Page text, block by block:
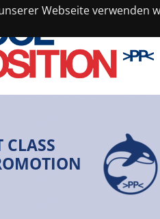
Webseite verwenden
CLASS